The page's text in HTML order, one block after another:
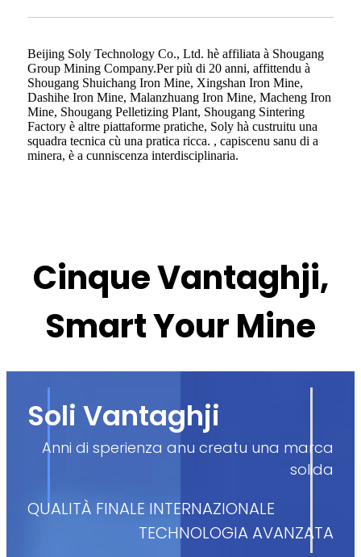
Beijing Soly Technology Co., Ltd. hè affiliata à Shougang
Group Mining Company.Per più di 20 anni, affittendu à
Shougang Shuichang Iron Mine, Xingshan Iron Mine,
Dashihe Iron Mine, Malanzhuang Iron Mine, Macheng Iron
Mine, Shougang Pelletizing Plant, Shougang Sintering
Factory è altre piattaforme pratiche, Soly hà custruitu una
squadra tecnica cù una pratica ricca. , capiscenu sanu di a
minera, è a cunniscenza interdisciplinaria.
Cinque Vantaghji,
Smart Your Mine
Soli Vantaghji
Anni di sperienza anu creatu una marca
solida
QUALITÀ FINALE INTERNAZIONALE
TECHNOLOGIA AVANZATA